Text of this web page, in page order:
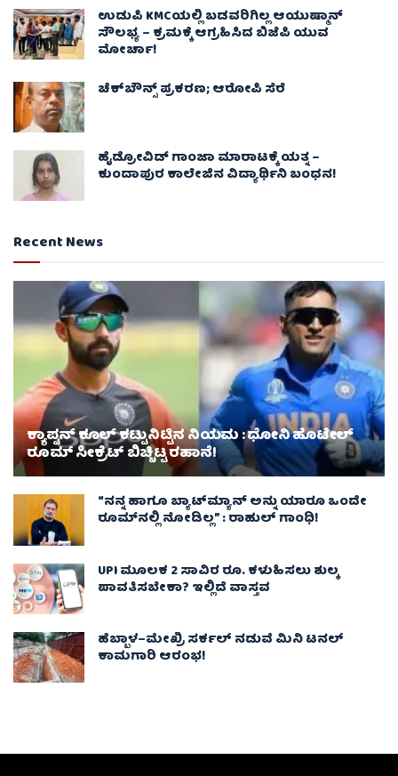
ಉಡುಪಿ KMCಯಲ್ಲಿ ಬಡವರಿಗಿಲ್ಲ ಆಯುಷ್ಮಾನ್
ಸೌಲಭ್ಯ – ಕ್ರಮಕ್ಕೆ ಆಗ್ರಹಿಸಿದ ಬಿಜೆಪಿ ಯುವ
ಮೋರ್ಚಾ!
ಚೆಕ್​ಬೌನ್ಸ್​ ಪ್ರಕರಣ; ಆರೋಪಿ ಸೆರೆ
ಹೈಡ್ರೋವಿಡ್ ಗಾಂಜಾ ಮಾರಾಟಕ್ಕೆ ಯತ್ನ –
ಕುಂದಾಪುರ ಕಾಲೇಜಿನ ವಿದ್ಯಾರ್ಥಿನಿ ಬಂಧನ!
Recent News
ಕ್ಯಾಪ್ಟನ್ ಕೂಲ್ ಕಟ್ಟುನಿಟ್ಟಿನ ನಿಯಮ : ಧೋನಿ ಹೊಟೇಲ್
ರೂಮ್ ಸೀಕ್ರೆಟ್ ಬಿಚ್ಚಿಟ್ಟ ರಹಾನೆ!
“ನನ್ನ ಹಾಗೂ ಬ್ಯಾಟ್‌ಮ್ಯಾನ್ ಅನ್ನು ಯಾರೂ ಒಂದೇ
ರೂಮ್‌ನಲ್ಲಿ ನೋಡಿಲ್ಲ” : ರಾಹುಲ್ ಗಾಂಧಿ!
UPI ಮೂಲಕ 2 ಸಾವಿರ ರೂ. ಕಳುಹಿಸಲು ಶುಲ್ಕ
ಪಾವತಿಸಬೇಕಾ? ಇಲ್ಲಿದೆ ವಾಸ್ತವ
ಹೆಬ್ಬಾಳ–ಮೇಖ್ರಿ ಸರ್ಕಲ್ ನಡುವೆ ಮಿನಿ ಟನಲ್
ಕಾಮಗಾರಿ ಆರಂಭ!